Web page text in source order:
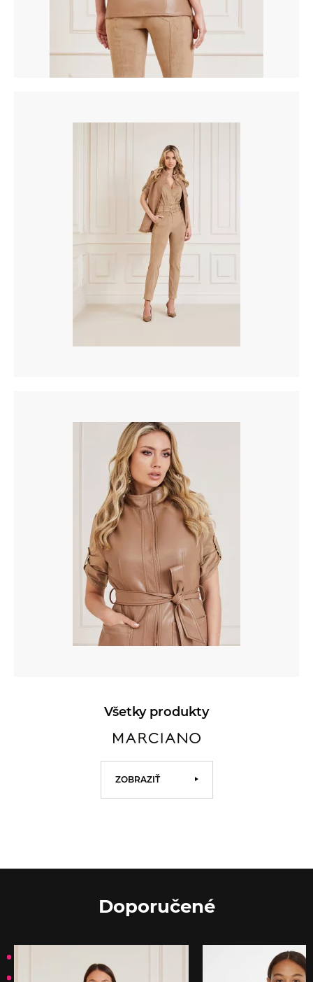
Všetky produkty
ZOBRAZIŤ
Doporučené